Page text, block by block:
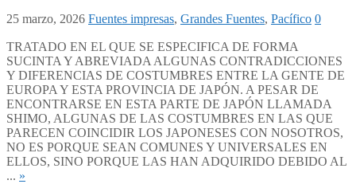
25 marzo, 2026 Fuentes impresas, Grandes Fuentes, Pacífico 0
TRATADO EN EL QUE SE ESPECIFICA DE FORMA
SUCINTA Y ABREVIADA ALGUNAS CONTRADICCIONES
Y DIFERENCIAS DE COSTUMBRES ENTRE LA GENTE DE
EUROPA Y ESTA PROVINCIA DE JAPÓN. A PESAR DE
ENCONTRARSE EN ESTA PARTE DE JAPÓN LLAMADA
SHIMO, ALGUNAS DE LAS COSTUMBRES EN LAS QUE
PARECEN COINCIDIR LOS JAPONESES CON NOSOTROS,
NO ES PORQUE SEAN COMUNES Y UNIVERSALES EN
ELLOS, SINO PORQUE LAS HAN ADQUIRIDO DEBIDO AL
... »